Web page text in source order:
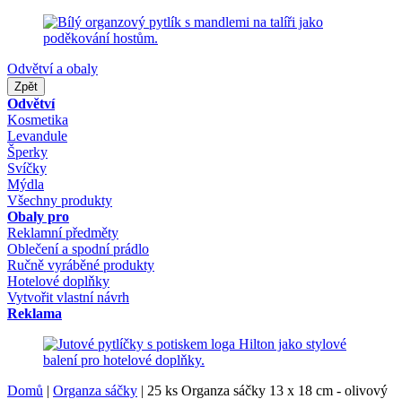
Odvětví a obaly
Zpět
Odvětví
Kosmetika
Levandule
Šperky
Svíčky
Mýdla
Všechny produkty
Obaly pro
Reklamní předměty
Oblečení a spodní prádlo
Ručně vyráběné produkty
Hotelové doplňky
Vytvořit vlastní návrh
Reklama
Domů | Organza sáčky | 25 ks Organza sáčky 13 x 18 cm - olivový